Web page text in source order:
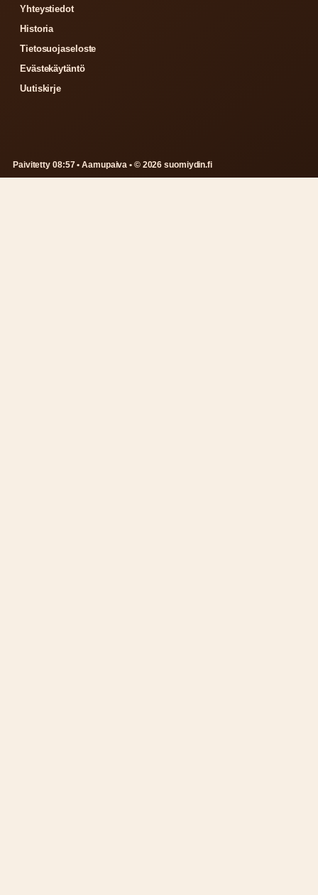
Yhteystiedot
Historia
Tietosuojaseloste
Evästekäytäntö
Uutiskirje
Paivitetty 08:57 • Aamupaiva • © 2026 suomiydin.fi